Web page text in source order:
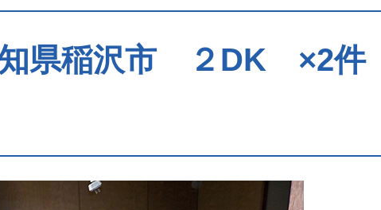
県稲沢市 ２DK ×2件